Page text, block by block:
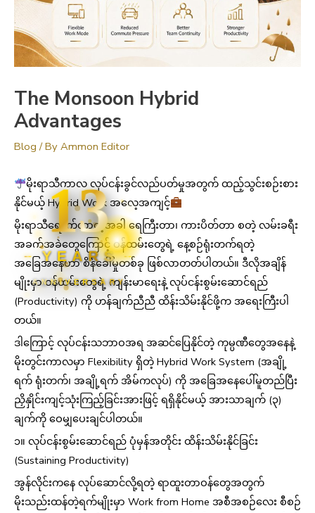
13
YEARS
ANNIVERSARY
The Monsoon Hybrid
Advantages
Blog / By Ammon Editor
မိုးရာသီကာလ လုပ်ငန်းခွင်လည်ပတ်မှုအတွက် ထည့်သွင်းစဉ်းစား
နိုင်မယ့် Hybrid Work အလေ့အကျင့်
မိုးရာသီရောက်လာတဲ့အခါ ရေကြီးတာ၊ ကားပိတ်တာ စတဲ့ လမ်းခရီး
အခက်အခဲတွေကြောင့် ဝန်ထမ်းတွေရဲ့ နေ့စဉ်ရုံးတက်ရတဲ့
အခြေအနေဟာ စိန်ခေါ်မှုတစ်ခု ဖြစ်လာတတ်ပါတယ်။ ဒီလိုအချိန်
မျိုးမှာ ဝန်ထမ်းတွေရဲ့ ကျန်းမာရေးနဲ့ လုပ်ငန်းစွမ်းဆောင်ရည်
(Productivity) ကို ဟန်ချက်ညီညီ ထိန်းသိမ်းနိုင်ဖို့က အရေးကြီးပါ
တယ်။
ဒါကြောင့် လုပ်ငန်းသဘာဝအရ အဆင်ပြေနိုင်တဲ့ ကုမ္ပဏီတွေအနေနဲ့
မိုးတွင်းကာလမှာ Flexibility ရှိတဲ့ Hybrid Work System (အချို့
ရက် ရုံးတက်၊ အချို့ရက် အိမ်ကလုပ်) ကို အခြေအနေပေါ်မူတည်ပြီး
ညှိနှိုင်းကျင့်သုံးကြည့်ခြင်းအားဖြင့် ရရှိနိုင်မယ့် အားသာချက် (၃)
ချက်ကို ဝေမျှပေးချင်ပါတယ်။
၁။ လုပ်ငန်းစွမ်းဆောင်ရည် ပုံမှန်အတိုင်း ထိန်းသိမ်းနိုင်ခြင်း
(Sustaining Productivity)
အွန်လိုင်းကနေ လုပ်ဆောင်လို့ရတဲ့ ရာထူးတာဝန်တွေအတွက်
မိုးသည်းထန်တဲ့ရက်မျိုးမှာ Work from Home အစီအစဉ်လေး စီစဉ်